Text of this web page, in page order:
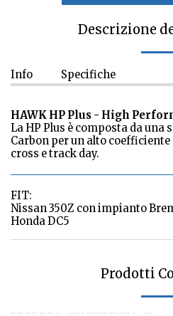
Descrizione
Info Specifiche
HAWK HP Plus - High
La HP Plus è composta da una
Carbon per un alto
cross e track day.
FIT:
Nissan 350Z con impianto
Honda DC5
Prodotti